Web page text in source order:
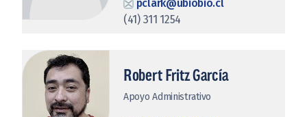
pclark@ubiobio.cl
(41) 311 1254
Robert Fritz García
Apoyo Administrativo